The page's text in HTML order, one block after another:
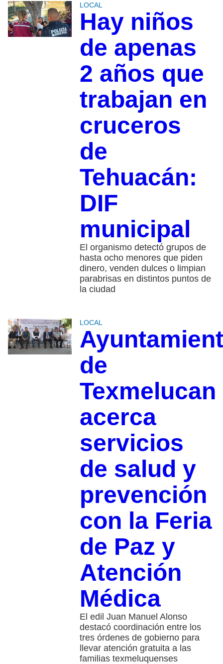
LOCAL
Hay niños
de apenas
2 años que
trabajan en
cruceros
de
Tehuacán:
DIF
municipal
El organismo detectó grupos de
hasta ocho menores que piden
dinero, venden dulces o limpian
parabrisas en distintos puntos de
la ciudad
LOCAL
de
Texmelucan
acerca
servicios
de salud y
prevención
con la Feria
de Paz y
Atención
Médica
El edil Juan Manuel Alonso
destacó coordinación entre los
tres órdenes de gobierno para
llevar atención gratuita a las
familias texmeluquenses